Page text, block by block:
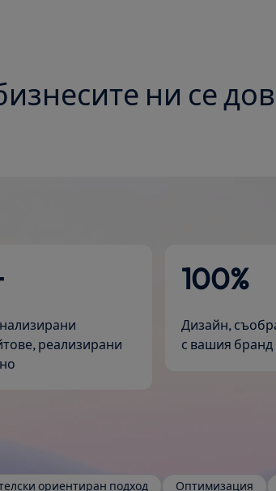
ни се
реализирани
100%
Дизайн,
с вашия бранд
ориентиран подход Оптимизация